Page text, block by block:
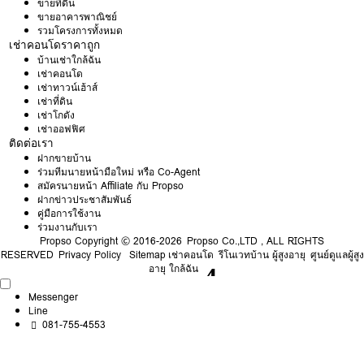
ขายอาคารพาณิชย์
รวมโครงการทั้งหมด
เช่าคอนโดราคาถูก
บ้านเช่าใกล้ฉัน
เช่าคอนโด
เช่าทาวน์เฮ้าส์
เช่าที่ดิน
เช่าโกดัง
เช่าออฟฟิศ
ติดต่อเรา
ฝากขายบ้าน
ร่วมทีมนายหน้ามือใหม่ หรือ Co-Agent
สมัครนายหน้า Affiliate กับ Propso
ฝากข่าวประชาสัมพันธ์
คู่มือการใช้งาน
ร่วมงานกับเรา
Propso Copyright © 2016-2026 Propso Co.,LTD , ALL RIGHTS
RESERVED Privacy Policy Sitemap เช่าคอนโด รีโนเวทบ้าน ผู้สูงอายุ ศูนย์ดูแลผู้สูง
อายุ ใกล้ฉัน
Messenger
Line
081-755-4553